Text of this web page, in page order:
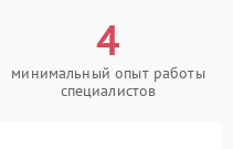
4
минимальный опыт работы
специалистов